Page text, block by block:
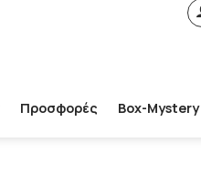
Προσφορές Box-Mystery